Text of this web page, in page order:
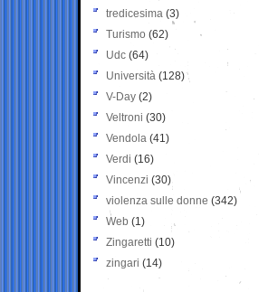
tredicesima (3)
Turismo (62)
Udc (64)
Università (128)
V-Day (2)
Veltroni (30)
Vendola (41)
Verdi (16)
Vincenzi (30)
violenza sulle donne (342)
Web (1)
Zingaretti (10)
zingari (14)